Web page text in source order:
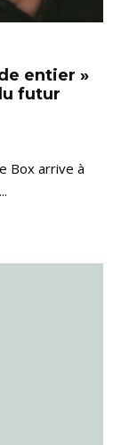
entier »
futur
Box arrive à